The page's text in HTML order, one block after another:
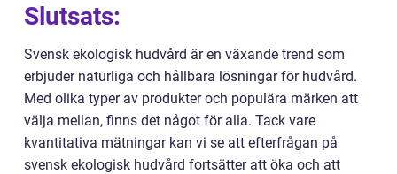
Slutsats:
Svensk ekologisk hudvård är en växande trend som
erbjuder naturliga och hållbara lösningar för hudvård.
Med olika typer av produkter och populära märken att
välja mellan, finns det något för alla. Tack vare
kvantitativa mätningar kan vi se att efterfrågan på
svensk ekologisk hudvård fortsätter att öka och att